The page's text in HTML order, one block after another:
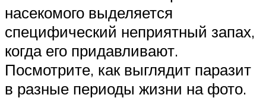
насекомого выделяется
специфический неприятный запах,
когда его придавливают.
Посмотрите, как выглядит паразит
в разные периоды жизни на фото.